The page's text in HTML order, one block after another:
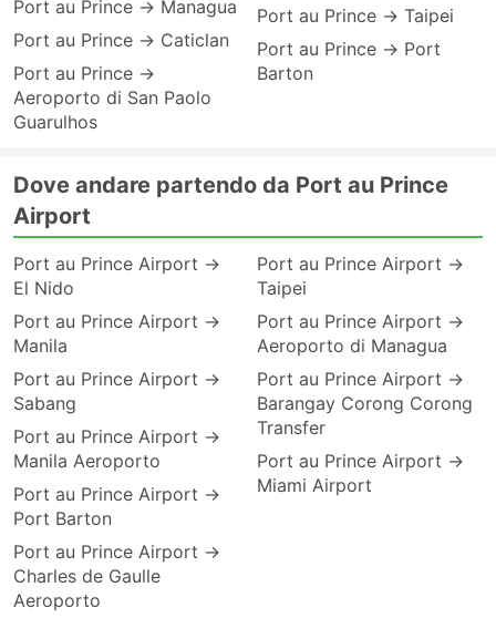
Port au Prince → Managua
Port au Prince → Caticlan
Port au Prince →
Aeroporto di San Paolo
Guarulhos
Port au Prince → Taipei
Port au Prince → Port
Barton
Dove andare partendo da Port au Prince
Airport
Port au Prince Airport →
El Nido
Port au Prince Airport →
Manila
Port au Prince Airport →
Sabang
Port au Prince Airport →
Manila Aeroporto
Port au Prince Airport →
Port Barton
Port au Prince Airport →
Charles de Gaulle
Aeroporto
Port au Prince Airport →
Taipei
Port au Prince Airport →
Aeroporto di Managua
Port au Prince Airport →
Barangay Corong Corong
Transfer
Port au Prince Airport →
Miami Airport